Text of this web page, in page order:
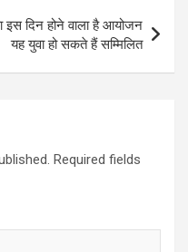
दिन होने वाला है आयोजन
यह युवा हो सकते हैं सम्मिलित
Required fields